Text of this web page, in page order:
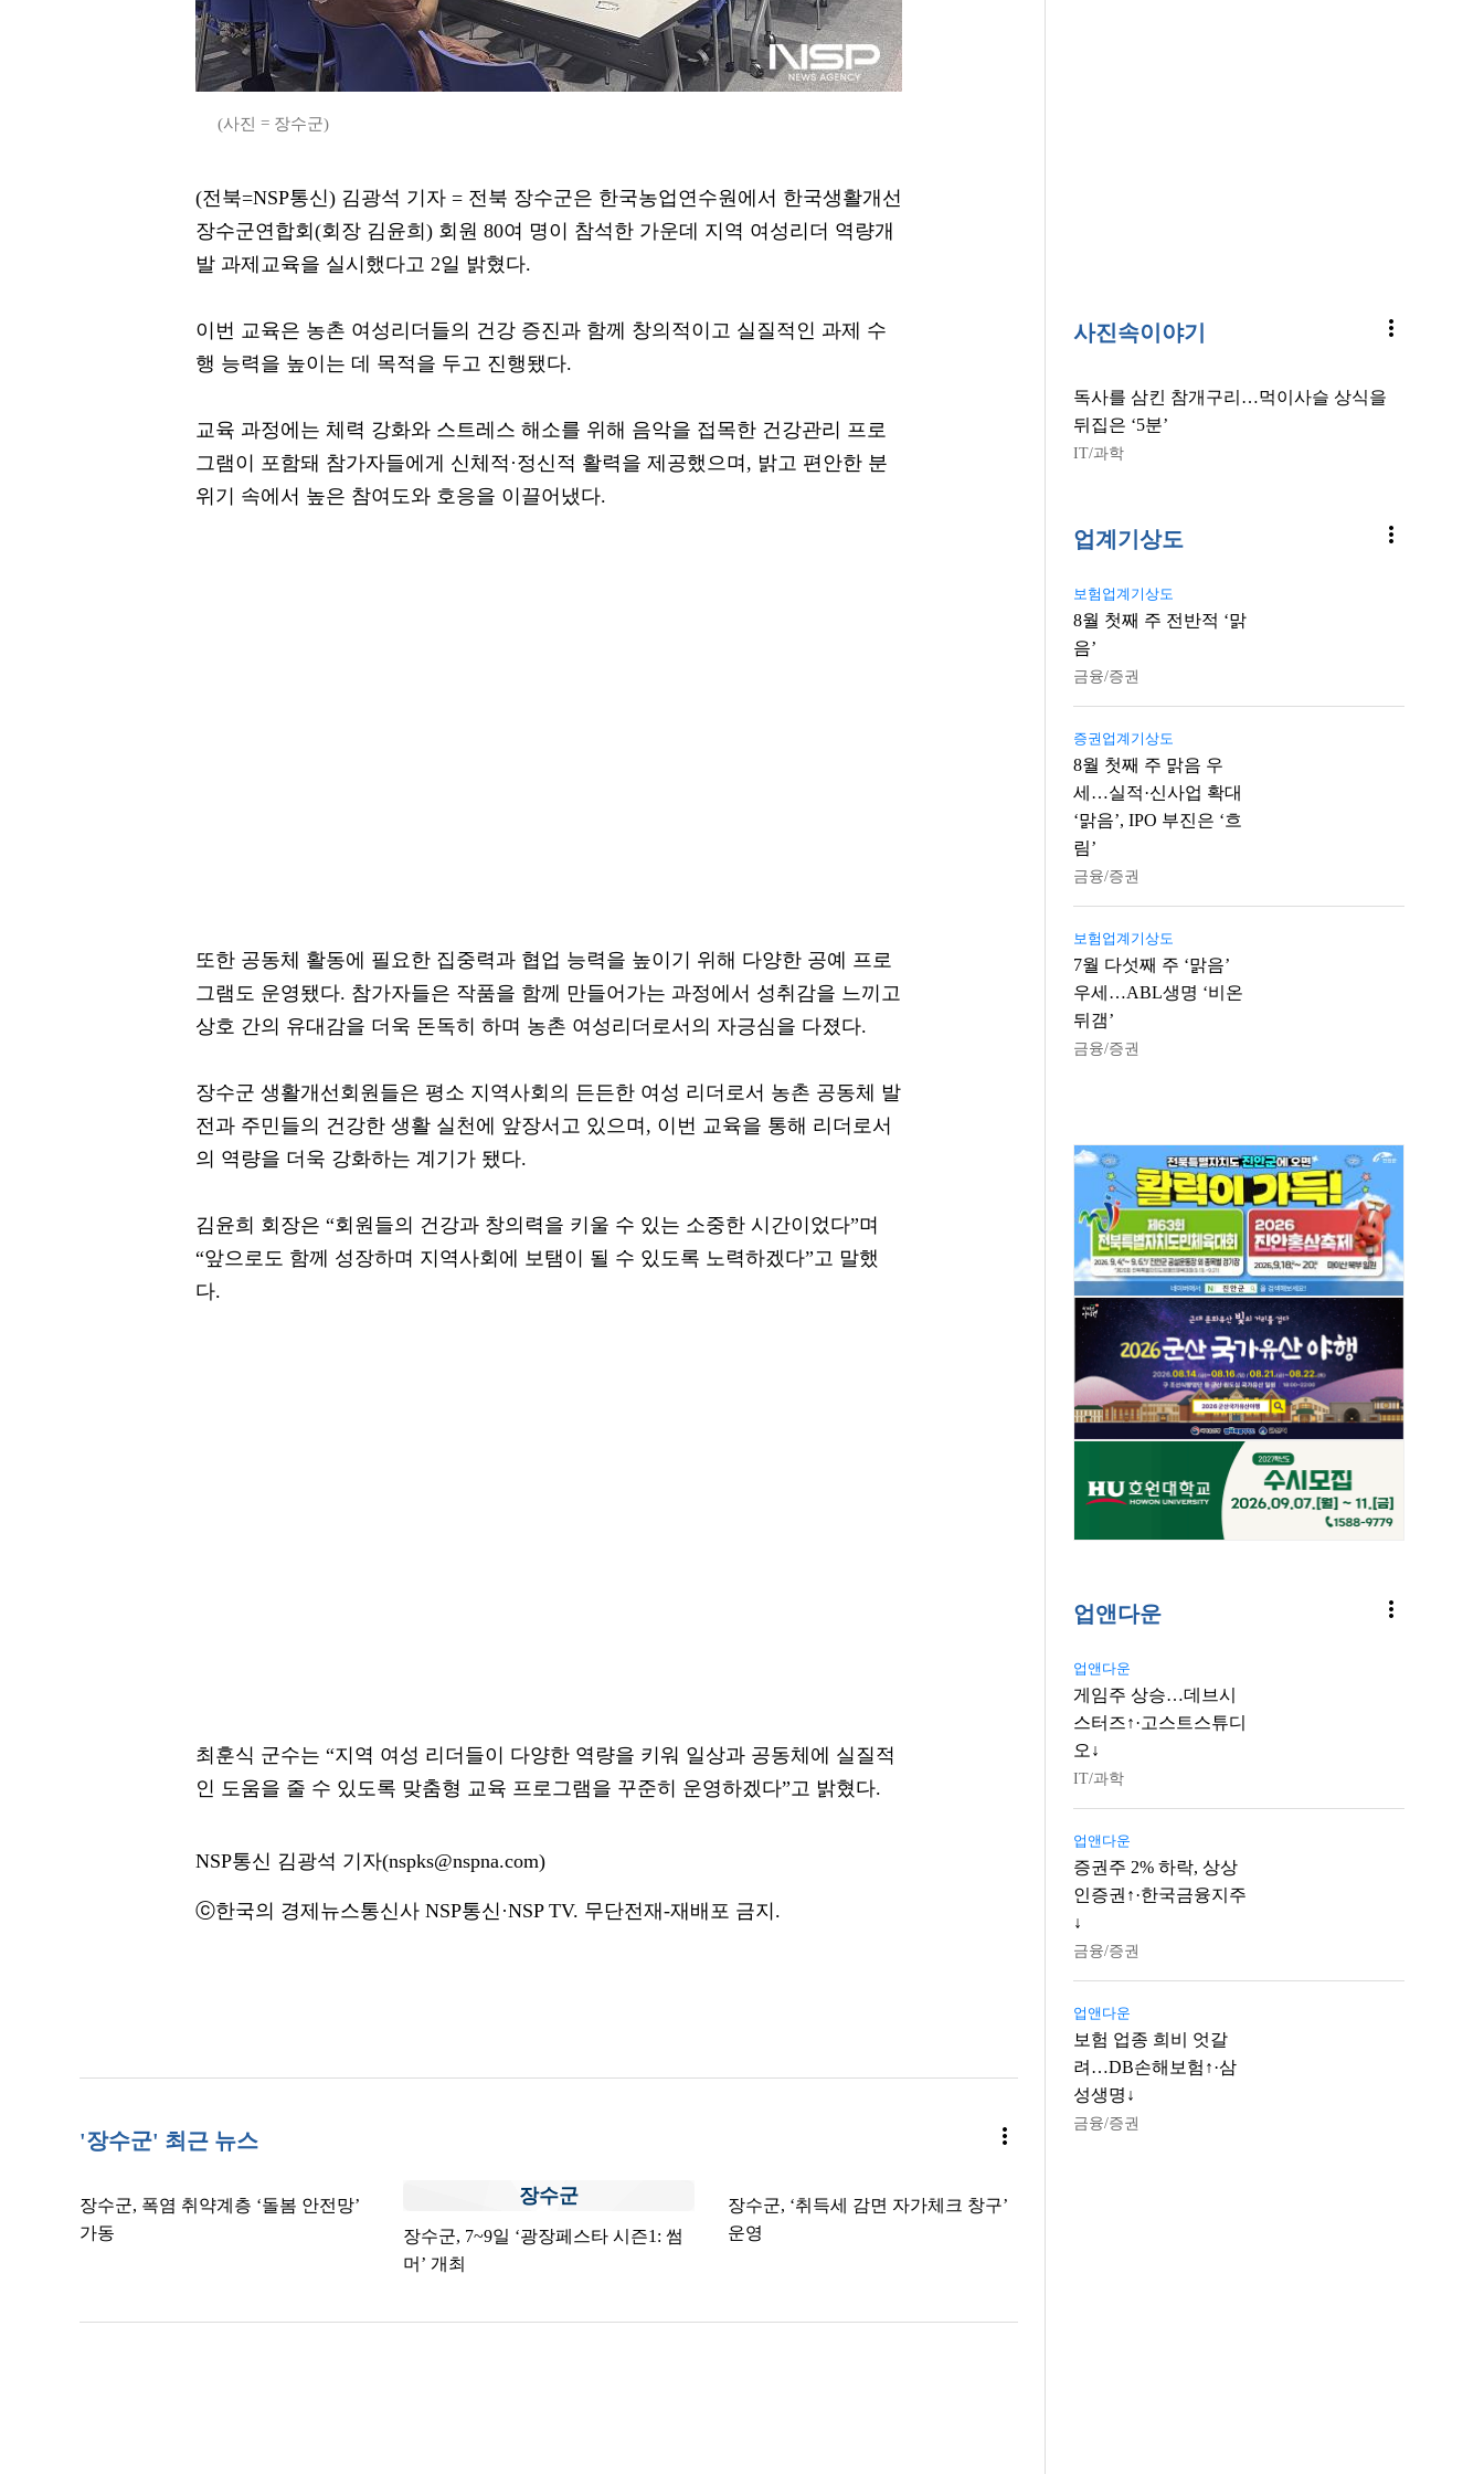
(사진 = 장수군)
(전북=NSP통신) 김광석 기자 = 전북 장수군은 한국농업연수원에서 한국생활개선
장수군연합회(회장 김윤희) 회원 80여 명이 참석한 가운데 지역 여성리더 역량개
발 과제교육을 실시했다고 2일 밝혔다.
이번 교육은 농촌 여성리더들의 건강 증진과 함께 창의적이고 실질적인 과제 수
행 능력을 높이는 데 목적을 두고 진행됐다.
교육 과정에는 체력 강화와 스트레스 해소를 위해 음악을 접목한 건강관리 프로
그램이 포함돼 참가자들에게 신체적·정신적 활력을 제공했으며, 밝고 편안한 분
위기 속에서 높은 참여도와 호응을 이끌어냈다.
또한 공동체 활동에 필요한 집중력과 협업 능력을 높이기 위해 다양한 공예 프로
그램도 운영됐다. 참가자들은 작품을 함께 만들어가는 과정에서 성취감을 느끼고
상호 간의 유대감을 더욱 돈독히 하며 농촌 여성리더로서의 자긍심을 다졌다.
장수군 생활개선회원들은 평소 지역사회의 든든한 여성 리더로서 농촌 공동체 발
전과 주민들의 건강한 생활 실천에 앞장서고 있으며, 이번 교육을 통해 리더로서
의 역량을 더욱 강화하는 계기가 됐다.
김윤희 회장은 “회원들의 건강과 창의력을 키울 수 있는 소중한 시간이었다”며
“앞으로도 함께 성장하며 지역사회에 보탬이 될 수 있도록 노력하겠다”고 말했
다.
최훈식 군수는 “지역 여성 리더들이 다양한 역량을 키워 일상과 공동체에 실질적
인 도움을 줄 수 있도록 맞춤형 교육 프로그램을 꾸준히 운영하겠다”고 밝혔다.
NSP통신 김광석 기자(nspks@nspna.com)
ⓒ한국의 경제뉴스통신사 NSP통신·NSP TV. 무단전재-재배포 금지.
'장수군' 최근 뉴스 more_vert
장수군, 폭염 취약계층 ‘돌봄 안전망’
가동
장수군
장수군, 7~9일 ‘광장페스타 시즌1: 썸
머’ 개최
장수군, ‘취득세 감면 자가체크 창구’
운영
사진속이야기 more_vert
독사를 삼킨 참개구리…먹이사슬 상식을
뒤집은 ‘5분’
IT/과학
업계기상도 more_vert
보험업계기상도
8월 첫째 주 전반적 ‘맑
음’
금융/증권
증권업계기상도
8월 첫째 주 맑음 우
세…실적·신사업 확대
‘맑음’, IPO 부진은 ‘흐
림’
금융/증권
보험업계기상도
7월 다섯째 주 ‘맑음’
우세…ABL생명 ‘비온
뒤갬’
금융/증권
업앤다운 more_vert
업앤다운
게임주 상승…데브시
스터즈↑·고스트스튜디
오↓
IT/과학
업앤다운
증권주 2% 하락, 상상
인증권↑·한국금융지주
↓
금융/증권
업앤다운
보험 업종 희비 엇갈
려…DB손해보험↑·삼
성생명↓
금융/증권